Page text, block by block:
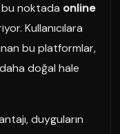
bu noktada online
Kullanıcılara
bu platformlar,
doğal hale
duyguların